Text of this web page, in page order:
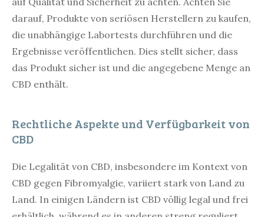
darauf, Produkte von seriösen Herstellern zu kaufen,
die unabhängige Labortests durchführen und die
Ergebnisse veröffentlichen. Dies stellt sicher, dass
das Produkt sicher ist und die angegebene Menge an
CBD enthält.
Rechtliche Aspekte und Verfügbarkeit von
CBD
Die Legalität von CBD, insbesondere im Kontext von
CBD gegen Fibromyalgie, variiert stark von Land zu
Land. In einigen Ländern ist CBD völlig legal und frei